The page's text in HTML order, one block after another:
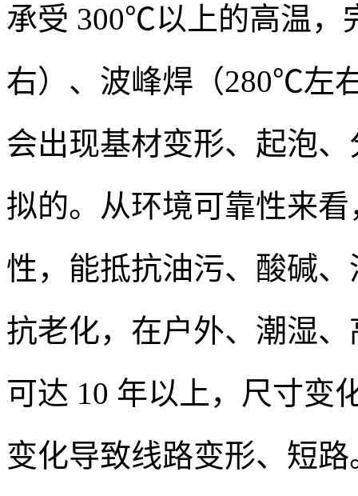
承受 300℃以上的高温，
右）、波峰焊（280℃左
会出现基材变形、起泡
拟的。从环境可靠性来
性，能抵抗油污、酸碱
抗老化，在户外、潮湿
可达 10 年以上，尺寸变
变化导致线路变形、短路